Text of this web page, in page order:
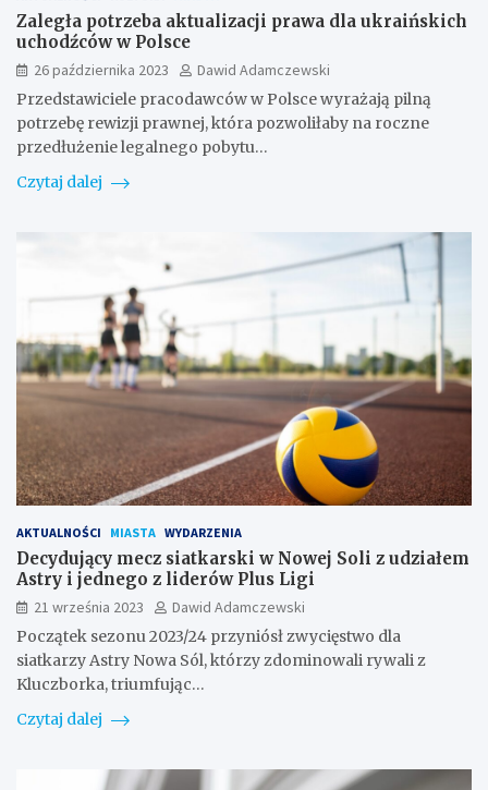
Zaległa potrzeba aktualizacji prawa dla ukraińskich
uchodźców w Polsce
26 października 2023
Dawid Adamczewski
Przedstawiciele pracodawców w Polsce wyrażają pilną
potrzebę rewizji prawnej, która pozwoliłaby na roczne
przedłużenie legalnego pobytu…
Czytaj dalej
AKTUALNOŚCI MIASTA WYDARZENIA
Decydujący mecz siatkarski w Nowej Soli z udziałem
Astry i jednego z liderów Plus Ligi
21 września 2023
Dawid Adamczewski
Początek sezonu 2023/24 przyniósł zwycięstwo dla
siatkarzy Astry Nowa Sól, którzy zdominowali rywali z
Kluczborka, triumfując…
Czytaj dalej